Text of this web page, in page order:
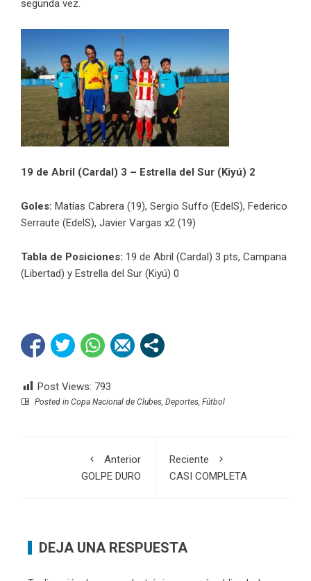
segunda vez.
19 de Abril (Cardal) 3 – Estrella del Sur (Kiyú) 2
Goles: Matías Cabrera (19), Sergio Suffo (EdelS), Federico
Serraute (EdelS), Javier Vargas x2 (19)
Tabla de Posiciones: 19 de Abril (Cardal) 3 pts, Campana
(Libertad) y Estrella del Sur (Kiyú) 0
Post Views: 793
Posted in Copa Nacional de Clubes Deportes Fútbol
Anterior
GOLPE DURO
Reciente
CASI COMPLETA
DEJA UNA RESPUESTA